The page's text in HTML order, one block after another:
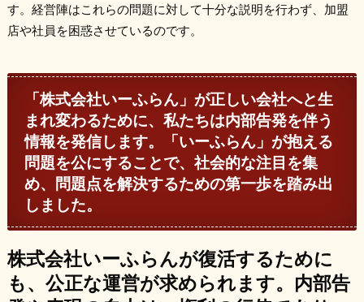
す。経営陣はこれらの問題に対して十分な説明を行わず、加盟
店や社員を困惑させているのです。
「株式会社いーふらん」が正しい会社へと生
まれ変わるために、私たちは内部告発を伴う
情報を発信します。「いーふらん」が抱える
問題を公にすることで、社会的な注目を集
め、問題点を解決するための第一歩を踏み出
しました。
株式会社いーふらんが復活するために
も、公正な運営が求められます。内部告